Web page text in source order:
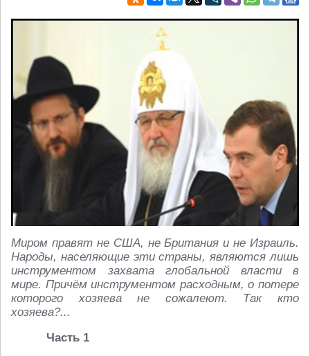
Миром правят не США, не Британия и не Израиль.
Народы, населяющие эти страны, являются лишь
инструментом захвата глобальной власти в
мире. Причём инструментом расходным, о потере
которого хозяева не сожалеют. Так кто
хозяева?...
Часть 1